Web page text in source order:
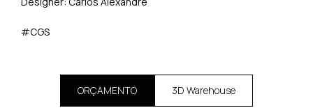
#CGS
ORÇAMENTO 3D Warehouse